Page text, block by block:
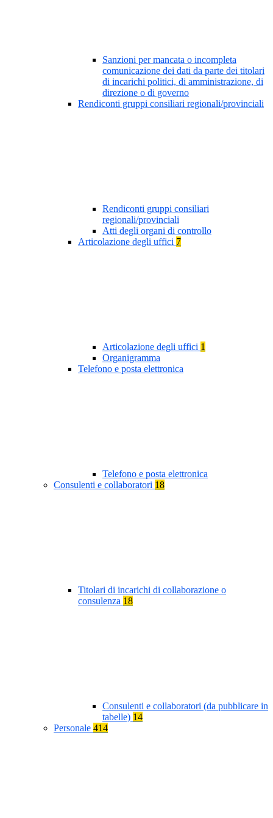
Sanzioni per mancata o incompleta
comunicazione dei dati da parte dei titolari
di incarichi politici, di amministrazione, di
direzione o di governo
Rendiconti gruppi consiliari regionali/provinciali
Rendiconti gruppi consiliari
regionali/provinciali
Atti degli organi di controllo
Articolazione degli uffici 7
Articolazione degli uffici 1
Organigramma
Telefono e posta elettronica
Telefono e posta elettronica
Consulenti e collaboratori 18
Titolari di incarichi di collaborazione o
consulenza 18
Consulenti e collaboratori (da pubblicare in
tabelle) 14
Personale 414